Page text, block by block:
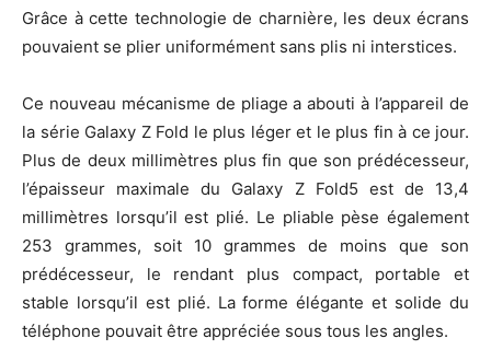
Grâce à cette technologie de charnière, les deux écrans
pouvaient se plier uniformément sans plis ni interstices.
Ce nouveau mécanisme de pliage a abouti à l’appareil de
la série Galaxy Z Fold le plus léger et le plus fin à ce jour.
Plus de deux millimètres plus fin que son prédécesseur,
l’épaisseur maximale du Galaxy Z Fold5 est de 13,4
millimètres lorsqu’il est plié. Le pliable pèse également
253 grammes, soit 10 grammes de moins que son
prédécesseur, le rendant plus compact, portable et
stable lorsqu’il est plié. La forme élégante et solide du
téléphone pouvait être appréciée sous tous les angles.